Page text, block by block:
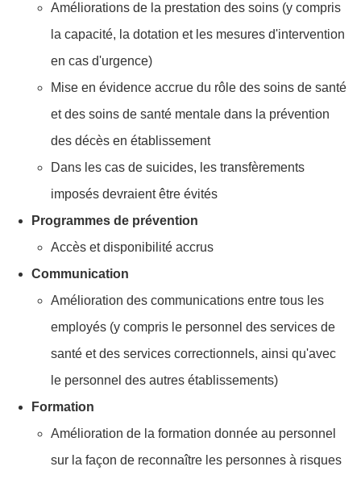
Améliorations de la prestation des soins (y compris
la capacité, la dotation et les mesures d'intervention
en cas d'urgence)
Mise en évidence accrue du rôle des soins de santé
et des soins de santé mentale dans la prévention
des décès en établissement
Dans les cas de suicides, les transfèrements
imposés devraient être évités
Programmes de prévention
Accès et disponibilité accrus
Communication
Amélioration des communications entre tous les
employés (y compris le personnel des services de
santé et des services correctionnels, ainsi qu'avec
le personnel des autres établissements)
Formation
Amélioration de la formation donnée au personnel
sur la façon de reconnaître les personnes à risques